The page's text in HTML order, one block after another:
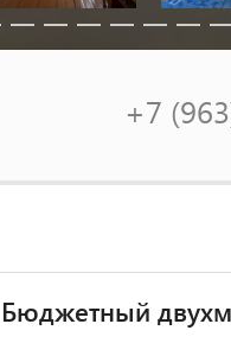
+7
Бюджетный